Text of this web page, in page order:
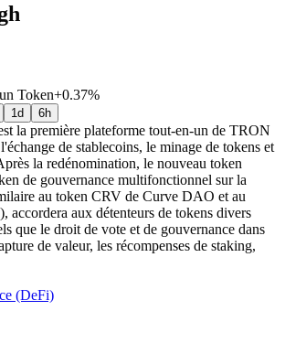
Token+0.37%
1d 6h
la première plateforme tout-en-un de TRON
de stablecoins, le minage de tokens et
la redénomination, le nouveau token
de gouvernance multifonctionnel sur la
au token CRV de Curve DAO et au
accordera aux détenteurs de tokens divers
que le droit de vote et de gouvernance dans
de valeur, les récompenses de staking,
(DeFi)